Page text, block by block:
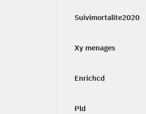
Suivimortalite2020
Xy menages
Enrichcd
Pld